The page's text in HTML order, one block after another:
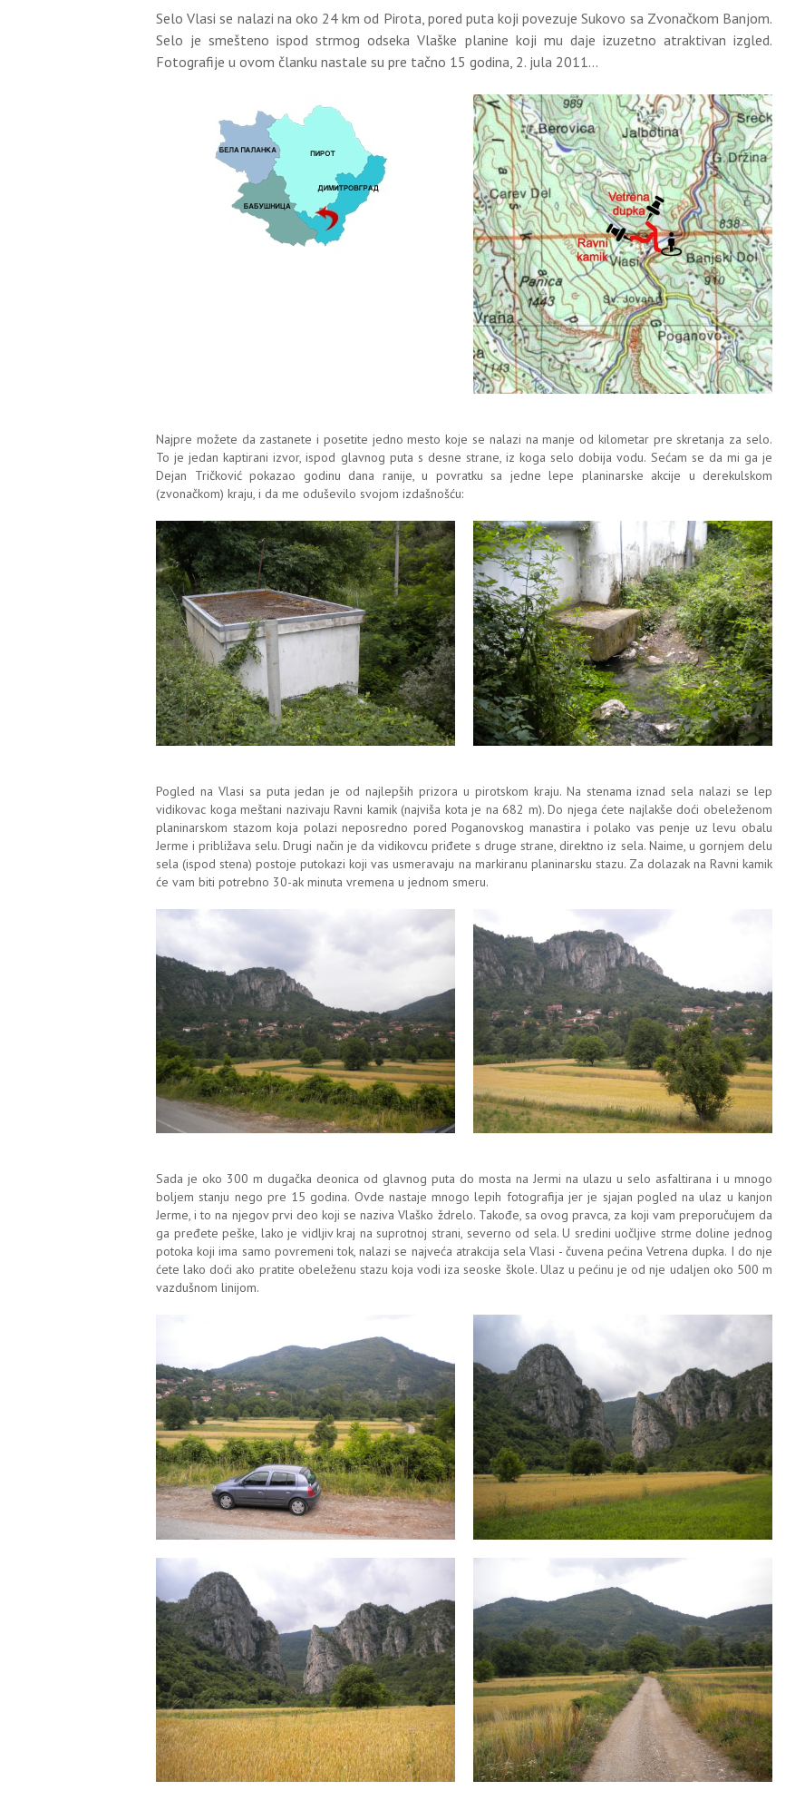
Selo Vlasi se nalazi na oko 24 km od Pirota, pored puta koji povezuje Sukovo sa Zvonačkom Banjom.
Selo je smešteno ispod strmog odseka Vlaške planine koji mu daje izuzetno atraktivan izgled.
Fotografije u ovom članku nastale su pre tačno 15 godina, 2. jula 2011...
Najpre možete da zastanete i posetite jedno mesto koje se nalazi na manje od kilometar pre skretanja za selo.
To je jedan kaptirani izvor, ispod glavnog puta s desne strane, iz koga selo dobija vodu. Sećam se da mi ga je
Dejan Tričković pokazao godinu dana ranije, u povratku sa jedne lepe planinarske akcije u derekulskom
(zvonačkom) kraju, i da me oduševilo svojom izdašnošću:
Pogled na Vlasi sa puta jedan je od najlepših prizora u pirotskom kraju. Na stenama iznad sela nalazi se lep
vidikovac koga meštani nazivaju Ravni kamik (najviša kota je na 682 m). Do njega ćete najlakše doći obeleženom
planinarskom stazom koja polazi neposredno pored Poganovskog manastira i polako vas penje uz levu obalu
Jerme i približava selu. Drugi način je da vidikovcu priđete s druge strane, direktno iz sela. Naime, u gornjem delu
sela (ispod stena) postoje putokazi koji vas usmeravaju na markiranu planinarsku stazu. Za dolazak na Ravni kamik
će vam biti potrebno 30-ak minuta vremena u jednom smeru.
Sada je oko 300 m dugačka deonica od glavnog puta do mosta na Jermi na ulazu u selo asfaltirana i u mnogo
boljem stanju nego pre 15 godina. Ovde nastaje mnogo lepih fotografija jer je sjajan pogled na ulaz u kanjon
Jerme, i to na njegov prvi deo koji se naziva Vlaško ždrelo. Takođe, sa ovog pravca, za koji vam preporučujem da
ga pređete peške, lako je vidljiv kraj na suprotnoj strani, severno od sela. U sredini uočljive strme doline jednog
potoka koji ima samo povremeni tok, nalazi se najveća atrakcija sela Vlasi - čuvena pećina Vetrena dupka. I do nje
ćete lako doći ako pratite obeleženu stazu koja vodi iza seoske škole. Ulaz u pećinu je od nje udaljen oko 500 m
vazdušnom linijom.